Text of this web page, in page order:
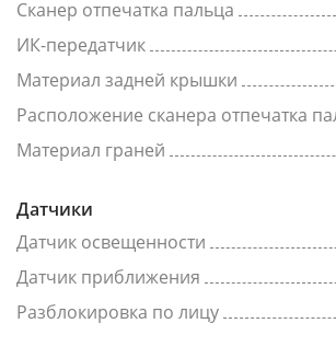
Сканер отпечатка пальца
ИК-передатчик
Материал задней крышки
Расположение сканера отпечатка
Материал граней
Датчики
Датчик освещенности
Датчик приближения
Разблокировка по лицу